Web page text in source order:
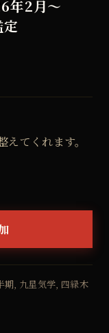
年2月～
えてくれます。
期, 九星気学, 四緑木